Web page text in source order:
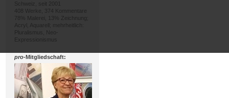
Schweiz, seit 2001
408 Werke, 374 Kommentare
78% Malerei, 13% Zeichnung;
Acryl, Aquarell; mehrheitlich:
Pluralismus, Neo-
Expressionismus
pro-Mitgliedschaft: